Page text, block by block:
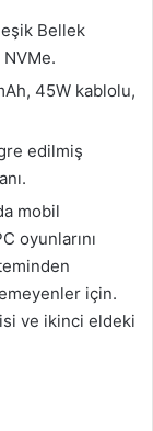
Bellek
45W kablolu,
edilmiş
mobil
oyunlarını
için.
ve ikinci eldeki